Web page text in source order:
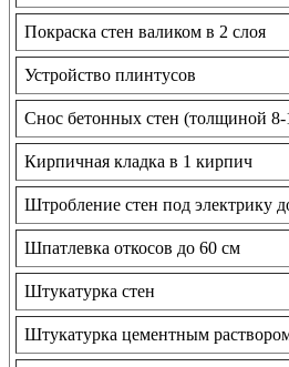
Покраска стен валиком в 2 слоя
Устройство плинтусов
Снос бетонных стен (толщиной 8-
Кирпичная кладка в 1 кирпич
Штробление стен под электрику
Шпатлевка откосов до 60 см
Штукатурка стен
Штукатурка цементным